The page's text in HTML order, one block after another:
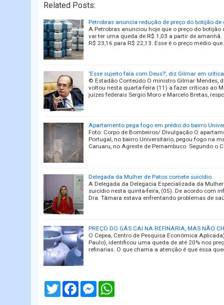
Related Posts:
Petrobras anuncia redução de preço do botijão de
A Petrobras anunciou hoje que o preço do botijão
vai ter uma queda de R$ 1,03 a partir de
R$ 23,16 para R$ 22,13. Esse é o preço médio
‘Esse sujeito fala com Deus?’, diz Gilmar em
© Estadão Conteúdo O ministro Gilmar Mendes,
voltou nesta quarta-feira (11) a fazer críticas ao
juízes federais Sergio Moro e Marcelo Bretas,
Apartamento pega fogo em prédio do bairro
Foto: Corpo de Bombeiros/ Divulgação O
Portugal, no bairro Universitário, pegou fogo na
Caruaru, no Agreste de Pernambuco. Segundo o
Delegada da Mulher de Patos comete suicídio
A Delegada da Delegacia Especializada da
suicídio nesta quinta-feira, (05). De acordo com
Dra. Tâmara estava enfrentando problemas de
PREÇO DO GÁS CAI NA REFINARIA, MAS NÃO
O Cepea, Centro de Pesquisa Econômica
Paulo), identificou uma queda de até 20% nos
refinarias. O que chama a atenção é que essa
T
w
F
M